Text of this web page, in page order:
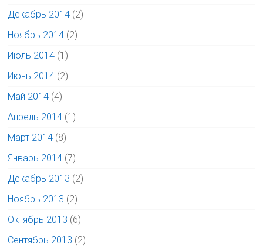
Декабрь 2014 (2)
Ноябрь 2014 (2)
Июль 2014 (1)
Июнь 2014 (2)
Май 2014 (4)
Апрель 2014 (1)
Март 2014 (8)
Январь 2014 (7)
Декабрь 2013 (2)
Ноябрь 2013 (2)
Октябрь 2013 (6)
Сентябрь 2013 (2)